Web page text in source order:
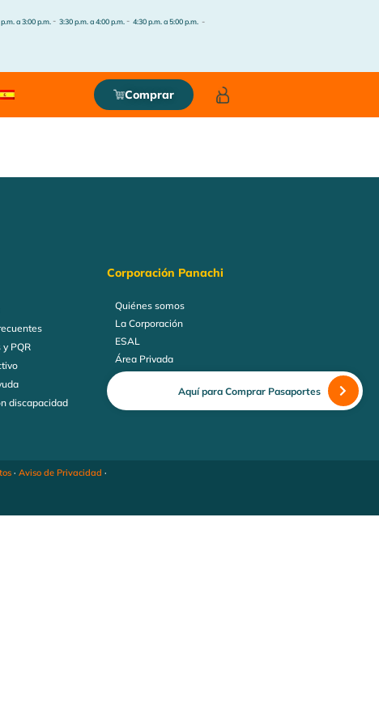
a 3:00 p.m. - 3:30 p.m. a 4:00 p.m. - 4:30 p.m. a 5:00 p.m. -
Comprar
PQR
discapacidad
Corporación Panachi
Quiénes somos
La Corporación
ESAL
Área Privada
Aquí para Comprar Pasaportes
· Aviso de Privacidad ·